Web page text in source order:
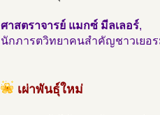
ศาสตราจารย์ แมกซ์ มีลเลอร์,
นักภารตวิทยาคนสำคัญชาวเยอ
เผ่าพันธุ์ใหม่